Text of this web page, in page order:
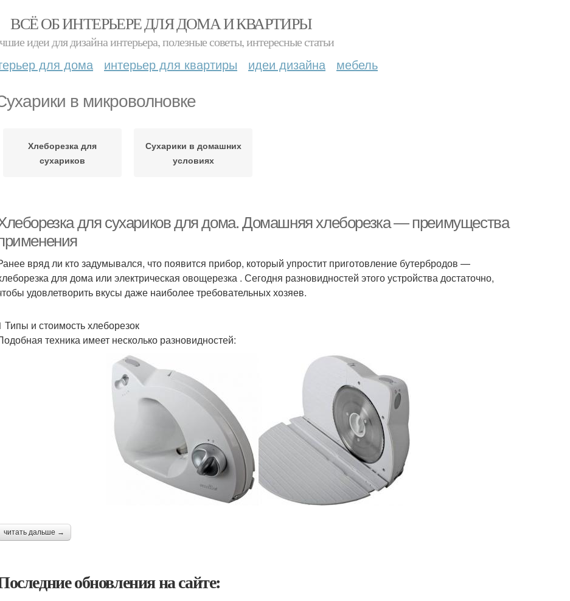
ВСЁ ОБ ИНТЕРЬЕРЕ ДЛЯ ДОМА И КВАРТИРЫ
идеи для дизайна интерьера, полезные советы, интересные статьи
для дома интерьер для квартиры идеи дизайна мебель
в микроволновке
Хлеборезка для
сухариков
Сухарики в домашних
условиях
для сухариков для дома. Домашняя хлеборезка — преимущества
вряд ли кто задумывался, что появится прибор, который упростит приготовление бутербродов —
для дома или электрическая овощерезка . Сегодня разновидностей этого устройства достаточно,
удовлетворить вкусы даже наиболее требовательных хозяев.
Типы и стоимость хлеборезок
техника имеет несколько разновидностей:
читать дальше →
обновления на сайте: